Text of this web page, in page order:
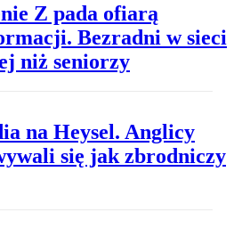
Z pada ofiarą
Bezradni w sieci
niż seniorzy
na Heysel. Anglicy
się jak zbrodniczy